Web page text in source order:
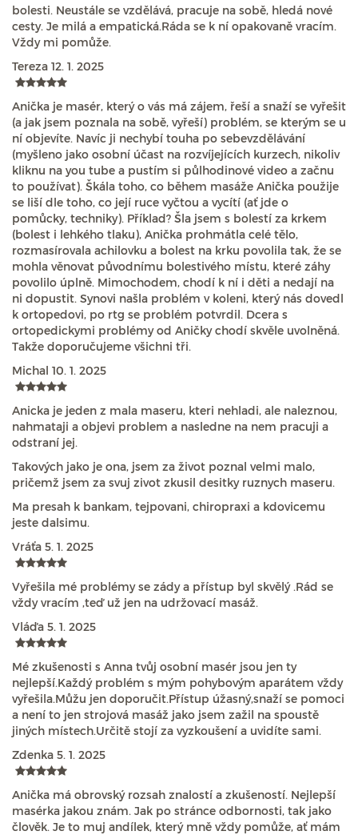
bolesti. Neustále se vzdělává, pracuje na sobě, hledá nové
cesty. Je milá a empatická.Ráda se k ní opakovaně vracím.
Vždy mi pomůže.
Tereza 12. 1. 2025
Anička je masér, který o vás má zájem, řeší a snaží se vyřešit
(a jak jsem poznala na sobě, vyřeší) problém, se kterým se u
ní objevíte. Navíc ji nechybí touha po sebevzdělávání
(myšleno jako osobní účast na rozvíjejících kurzech, nikoliv
kliknu na you tube a pustím si půlhodinové video a začnu
to používat). Škála toho, co během masáže Anička použije
se liší dle toho, co její ruce vyčtou a vycítí (ať jde o
pomůcky, techniky). Příklad? Šla jsem s bolestí za krkem
(bolest i lehkého tlaku), Anička prohmátla celé tělo,
rozmasírovala achilovku a bolest na krku povolila tak, že se
mohla věnovat původnímu bolestivého místu, které záhy
povolilo úplně. Mimochodem, chodí k ní i děti a nedají na
ni dopustit. Synovi našla problém v koleni, který nás dovedl
k ortopedovi, po rtg se problém potvrdil. Dcera s
ortopedickymi problémy od Aničky chodí skvěle uvolněná.
Takže doporučujeme všichni tři.
Michal 10. 1. 2025
Anicka je jeden z mala maseru, kteri nehladi, ale naleznou,
nahmataji a objevi problem a nasledne na nem pracuji a
odstraní jej.
Takových jako je ona, jsem za život poznal velmi malo,
pričemž jsem za svuj zivot zkusil desitky ruznych maseru.
Ma presah k bankam, tejpovani, chiropraxi a kdovicemu
jeste dalsimu.
Vráťa 5. 1. 2025
Vyřešila mé problémy se zády a přístup byl skvělý .Rád se
vždy vracím ,teď už jen na udržovací masáž.
Vláďa 5. 1. 2025
Mé zkušenosti s Anna tvůj osobní masér jsou jen ty
nejlepší.Každý problém s mým pohybovým aparátem vždy
vyřešila.Můžu jen doporučit.Přístup úžasný,snaží se pomoci
a není to jen strojová masáž jako jsem zažil na spoustě
jiných místech.Určitě stojí za vyzkoušení a uvidíte sami.
Zdenka 5. 1. 2025
Anička má obrovský rozsah znalostí a zkušeností. Nejlepší
masérka jakou znám. Jak po stránce odbornosti, tak jako
člověk. Je to muj andílek, který mně vždy pomůže, ať mám